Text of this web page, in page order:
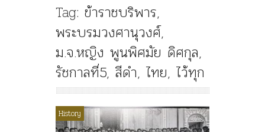
Tag: ข้าราชบริพาร,
พระบรมวงศานุวงศ์,
ม.จ.หญิง พูนพิศมัย ดิศกุล,
รัชกาลที่5, สีดำ, ไทย, ไว้ทุก
History